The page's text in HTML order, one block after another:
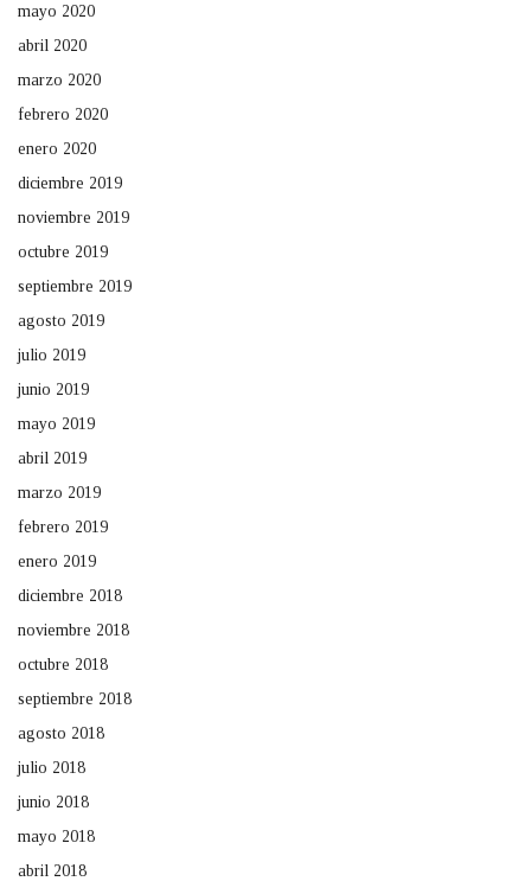
mayo 2020
abril 2020
marzo 2020
febrero 2020
enero 2020
diciembre 2019
noviembre 2019
octubre 2019
septiembre 2019
agosto 2019
julio 2019
junio 2019
mayo 2019
abril 2019
marzo 2019
febrero 2019
enero 2019
diciembre 2018
noviembre 2018
octubre 2018
septiembre 2018
agosto 2018
julio 2018
junio 2018
mayo 2018
abril 2018